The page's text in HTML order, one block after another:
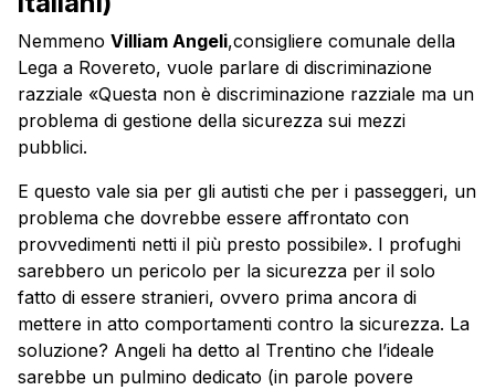
Nemmeno Villiam Angeli,consigliere comunale della
Lega a Rovereto, vuole parlare di discriminazione
razziale «Questa non è discriminazione razziale ma un
problema di gestione della sicurezza sui mezzi
pubblici.
E questo vale sia per gli autisti che per i passeggeri, un
problema che dovrebbe essere affrontato con
provvedimenti netti il più presto possibile». I profughi
sarebbero un pericolo per la sicurezza per il solo
fatto di essere stranieri, ovvero prima ancora di
mettere in atto comportamenti contro la sicurezza. La
soluzione? Angeli ha detto al Trentino che l’ideale
sarebbe un pulmino dedicato (in parole povere